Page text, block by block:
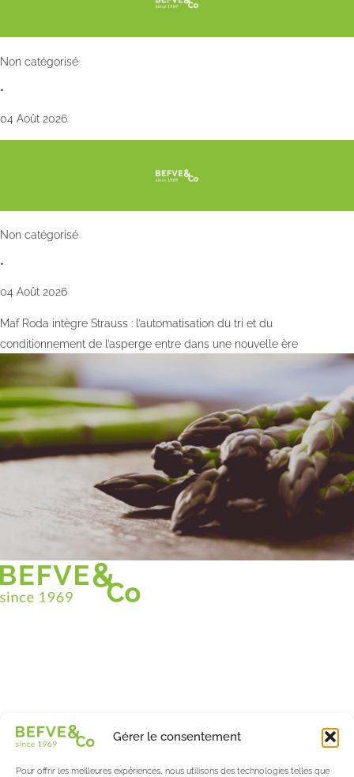
Gérer le consentement
Pour offrir les meilleures expériences, nous utilisons des technologies telles que
Non catégorisé
•
04 Août 2026
Non catégorisé
•
04 Août 2026
Maf Roda intègre Strauss : l’automatisation du tri et du
conditionnement de l’asperge entre dans une nouvelle ère
À Propos